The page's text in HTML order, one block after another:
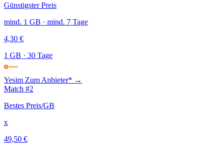
Günstigster Preis
mind. 1 GB · mind. 7 Tage
4,30 €
1 GB · 30 Tage
Yesim Zum Anbieter* →
Match #2
Bestes Preis/GB
x
49,50 €